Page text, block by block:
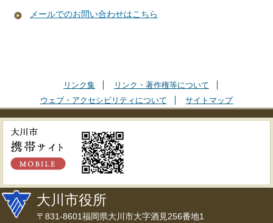
メールでのお問い合わせはこちら
リンク集
リンク・著作権等について
ウェブ・アクセシビリティについて
サイトマップ
大川市役所
〒831-8601福岡県大川市大字酒見256番地1